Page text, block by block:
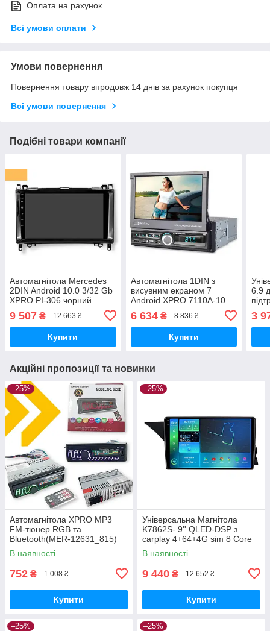
Оплата на рахунок
Всі умови оплати
Умови повернення
Повернення товару впродовж 14 днів за рахунок покупця
Всі умови повернення
Подібні товари компанії
Автомагнітола Mercedes
2DIN Android 10.0 3/32 Gb
XPRO PI-306 чорний
9 507 ₴ 12 663 ₴
Купити
Автомагнітола 1DIN з
висувним екраном 7
Android XPRO 7110A-10
6 634₴ 8 836 ₴
Купити
6.9
3
Акційні пропозиції та новинки
–25%
Автомагнітола XPRO MP3
FM-тюнер RGB та
Bluetooth(MER-12631_815)
В наявності
752 ₴ 1 008 ₴
Купити
–25%
Універсальна Магнітола
K7862S- 9'' QLED-DSP з
carplay 4+64+4G sim 8 Core
Android 12 RGB (43336-
K7862S- 9''_6906)
В наявності
9 440 ₴ 12 652 ₴
Купити
–25% –25%